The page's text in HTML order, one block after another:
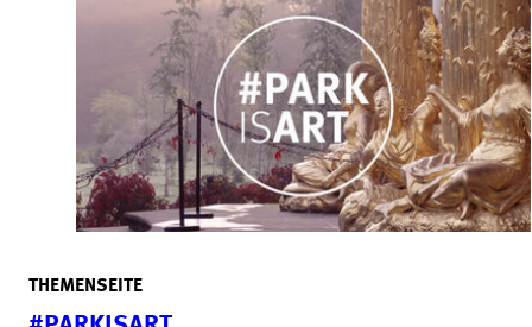
THEMENSEITE